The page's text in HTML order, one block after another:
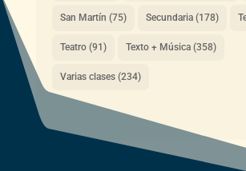
San Martín (75) Secundaria(178)
Teatro(91) Texto + Música(358)
Varias clases(234)